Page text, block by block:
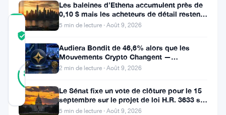
COMMUNITY
SCORE
80%
Vérifié
votes
Mis à jour 11 mois il y a
Les baleines d’Ethena accumulent près de
0,10 $ mais les acheteurs de détail restent
à l’écart
5 min de lecture · Août 9, 2026
Audiera Bondit de 46,6% alors que les
Mouvements Crypto Changent —
Mouvements Quotidiens 9 Août
2 min de lecture · Août 9, 2026
Le Sénat fixe un vote de clôture pour le 15
septembre sur le projet de loi H.R. 3633 sur
le marché des cryptos
5 min de lecture · Août 9, 2026